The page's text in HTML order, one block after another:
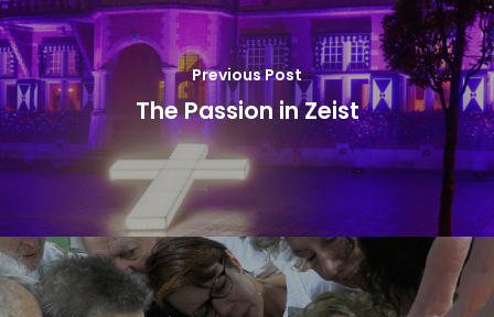
Previous Post
The Passion in Zeist